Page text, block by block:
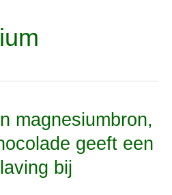
magnesiumbron,
geeft een
bij